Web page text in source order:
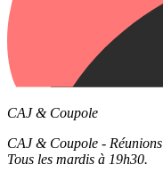
CAJ & Coupole
CAJ & Coupole - Réunions
Tous les mardis à 19h30.